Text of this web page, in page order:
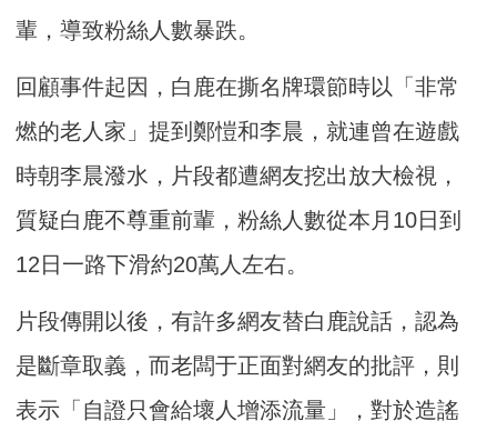
輩，導致粉絲人數暴跌。
回顧事件起因，白鹿在撕名牌環節時以「非常
燃的老人家」提到鄭愷和李晨，就連曾在遊戲
時朝李晨潑水，片段都遭網友挖出放大檢視，
質疑白鹿不尊重前輩，粉絲人數從本月10日到
12日一路下滑約20萬人左右。
片段傳開以後，有許多網友替白鹿說話，認為
是斷章取義，而老闆于正面對網友的批評，則
表示「自證只會給壞人增添流量」，對於造謠